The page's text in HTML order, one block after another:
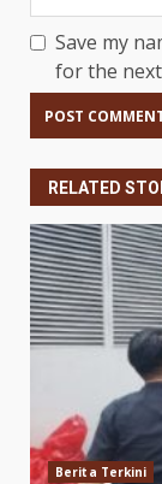
Save my
for the
RELATED
Berita Terkini